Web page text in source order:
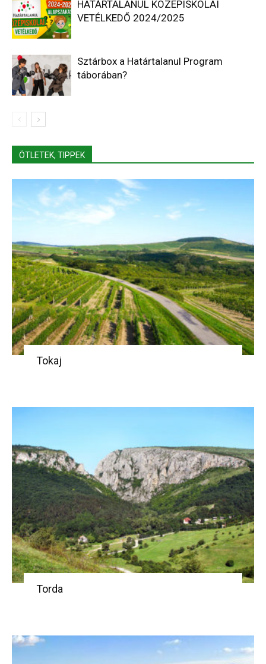
HATÁRTALANUL KÖZÉPISKOLAI
VETÉLKEDŐ 2024/2025
Sztárbox a Határtalanul Program
táborában?
ÖTLETEK, TIPPEK
Tokaj
Torda